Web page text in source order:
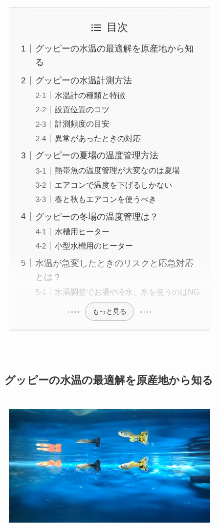
目次
グッピーの水温の最適解を原産地から知
る
グッピーの水温計測方法
水温計の種類と特徴
設置位置のコツ
計測頻度の目安
異常があったときの対応
グッピーの夏場の温度管理方法
熱帯魚の温度管理が大変なのは夏場
エアコンで温度を下げるしかない
春と秋もエアコンを使うべき
グッピーの冬場の温度管理は？
水槽用ヒーター
小型水槽用のヒーター
水温が急変したときのリスクと応急対応
とは？
水温調整でお湯や冷水、氷を使うのはNG
もっと見る
グッピーの水温の最適解を原産地から知る